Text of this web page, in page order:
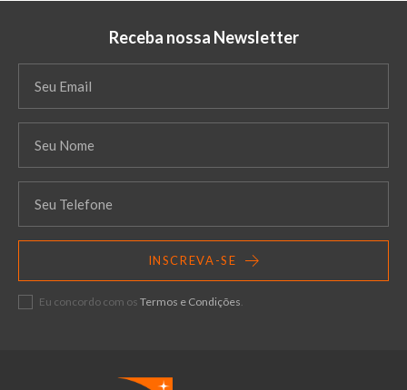
Receba nossa Newsletter
INSCREVA-SE
Eu concordo com os Termos e Condições